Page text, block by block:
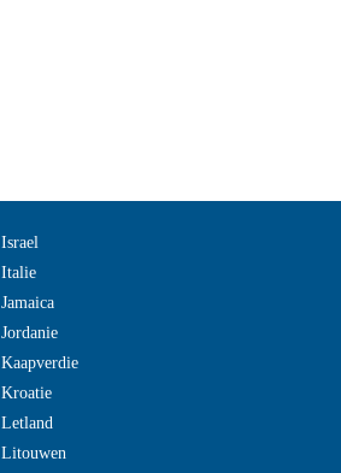
Israel
Italie
Jamaica
Jordanie
Kaapverdie
Kroatie
Letland
Litouwen